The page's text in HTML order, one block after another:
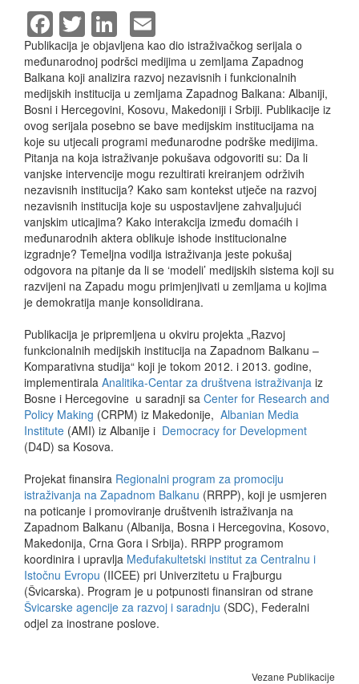
Facebook
TwitterLinkedIn
Publikacija je objavljena kao dio istraživačkog serijala o
međunarodnoj podršci medijima u zemljama Zapadnog
Balkana koji analizira razvoj nezavisnih i funkcionalnih
medijskih institucija u zemljama Zapadnog Balkana: Albaniji,
Bosni i Hercegovini, Kosovu, Makedoniji i Srbiji. Publikacije iz
ovog serijala posebno se bave medijskim institucijama na
koje su utjecali programi međunarodne podrške medijima.
Pitanja na koja istraživanje pokušava odgovoriti su: Da li
vanjske intervencije mogu rezultirati kreiranjem održivih
nezavisnih institucija? Kako sam kontekst utječe na razvoj
nezavisnih institucija koje su uspostavljene zahvaljujući
vanjskim uticajima? Kako interakcija između domaćih i
međunarodnih aktera oblikuje ishode institucionalne
izgradnje? Temeljna vodilja istraživanja jeste pokušaj
odgovora na pitanje da li se ‘modeli’ medijskih sistema koji su
razvijeni na Zapadu mogu primjenjivati u zemljama u kojima
je demokratija manje konsolidirana.
Publikacija je pripremljena u okviru projekta „Razvoj
funkcionalnih medijskih institucija na Zapadnom Balkanu –
Komparativna studija“ koji je tokom 2012. i 2013. godine,
implementirala Analitika-Centar za društvena istraživanja iz
Bosne i Hercegovine u saradnji sa Center for Research and
Policy Making (CRPM) iz Makedonije, Albanian Media
Institute (AMI) iz Albanije i Democracy for Development
(D4D) sa Kosova.
Projekat finansira Regionalni program za promociju
istraživanja na Zapadnom Balkanu (RRPP), koji je usmjeren
na poticanje i promoviranje društvenih istraživanja na
Zapadnom Balkanu (Albanija, Bosna i Hercegovina, Kosovo,
Makedonija, Crna Gora i Srbija). RRPP programom
koordinira i upravlja Međufakultetski institut za Centralnu i
Istočnu Evropu (IICEE) pri Univerzitetu u Frajburgu
(Švicarska). Program je u potpunosti finansiran od strane
Švicarske agencije za razvoj i saradnju (SDC), Federalni
odjel za inostrane poslove.
Vezane Publikacije